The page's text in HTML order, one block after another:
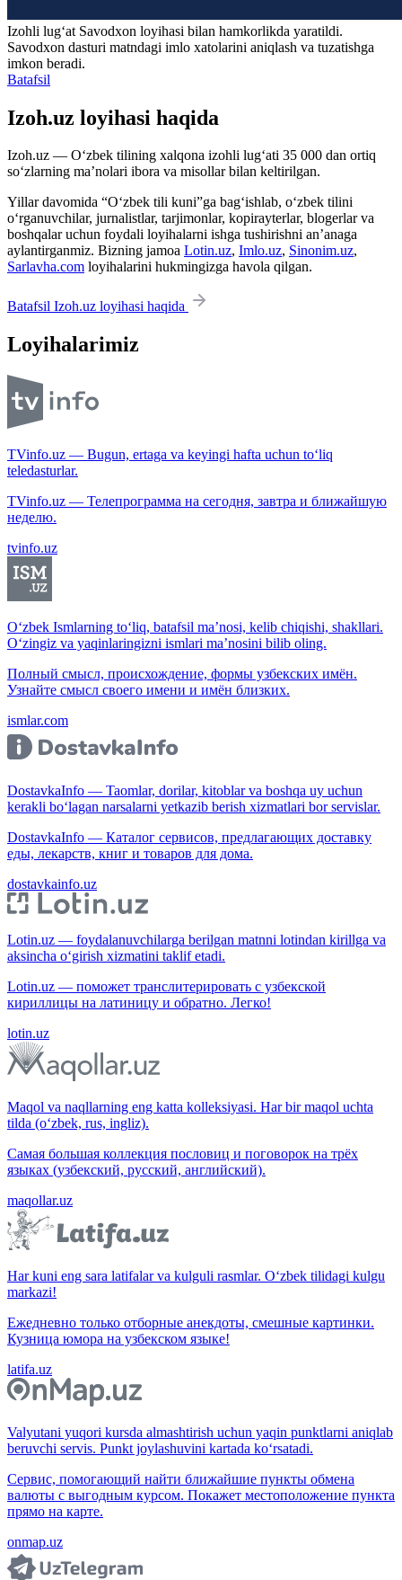
Izohli lugʻat Savodxon loyihasi bilan hamkorlikda yaratildi.
Savodxon dasturi matndagi imlo xatolarini aniqlash va tuzatishga
imkon beradi.
Batafsil
Izoh.uz loyihasi haqida
Izoh.uz — O‘zbek tilining xalqona izohli lug‘ati 35 000 dan ortiq
so‘zlarning ma’nolari ibora va misollar bilan keltirilgan.
Yillar davomida “O‘zbek tili kuni”ga bag‘ishlab, o‘zbek tilini
o‘rganuvchilar, jurnalistlar, tarjimonlar, kopirayterlar, blogerlar va
boshqalar uchun foydali loyihalarni ishga tushirishni an’anaga
aylantirganmiz. Bizning jamoa Lotin.uz, Imlo.uz, Sinonim.uz,
Sarlavha.com loyihalarini hukmingizga havola qilgan.
Batafsil Izoh.uz loyihasi haqida
Loyihalarimiz
TVinfo.uz — Bugun, ertaga va keyingi hafta uchun to‘liq
teledasturlar.
TVinfo.uz — Телепрограмма на сегодня, завтра и ближайшую
неделю.
tvinfo.uz
O‘zbek Ismlarning to‘liq, batafsil ma’nosi, kelib chiqishi, shakllari.
O‘zingiz va yaqinlaringizni ismlari ma’nosini bilib oling.
Полный смысл, происхождение, формы узбекских имён.
Узнайте смысл своего имени и имён близких.
ismlar.com
DostavkaInfo — Taomlar, dorilar, kitoblar va boshqa uy uchun
kerakli bo‘lagan narsalarni yetkazib berish xizmatlari bor servislar.
DostavkaInfo — Каталог сервисов, предлагающих доставку
еды, лекарств, книг и товаров для дома.
dostavkainfo.uz
Lotin.uz — foydalanuvchilarga berilgan matnni lotindan kirillga va
aksincha o‘girish xizmatini taklif etadi.
Lotin.uz — поможет транслитерировать с узбекской
кириллицы на латиницу и обратно. Легко!
lotin.uz
Maqol va naqllarning eng katta kolleksiyasi. Har bir maqol uchta
tilda (o‘zbek, rus, ingliz).
Самая большая коллекция пословиц и поговорок на трёх
языках (узбекский, русский, английский).
maqollar.uz
Har kuni eng sara latifalar va kulguli rasmlar. O‘zbek tilidagi kulgu
markazi!
Ежедневно только отборные анекдоты, смешные картинки.
Кузница юмора на узбекском языке!
latifa.uz
Valyutani yuqori kursda almashtirish uchun yaqin punktlarni aniqlab
beruvchi servis. Punkt joylashuvini kartada ko‘rsatadi.
Сервис, помогающий найти ближайшие пункты обмена
валюты с выгодным курсом. Покажет местоположение пункта
прямо на карте.
onmap.uz